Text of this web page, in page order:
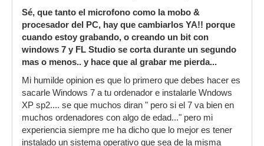
Sé, que tanto el microfono como la mobo &
procesador del PC, hay que cambiarlos YA!! porque
cuando estoy grabando, o creando un bit con
windows 7 y FL Studio se corta durante un segundo
mas o menos.. y hace que al grabar me pierda...
Mi humilde opinion es que lo primero que debes hacer es
sacarle Windows 7 a tu ordenador e instalarle Wndows
XP sp2.... se que muchos diran " pero si el 7 va bien en
muchos ordenadores con algo de edad..." pero mi
experiencia siempre me ha dicho que lo mejor es tener
instalado un sistema operativo que sea de la misma